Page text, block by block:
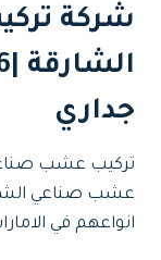
شركة
جداري
تركيب عشب
عشب صناعي
انواعهم في